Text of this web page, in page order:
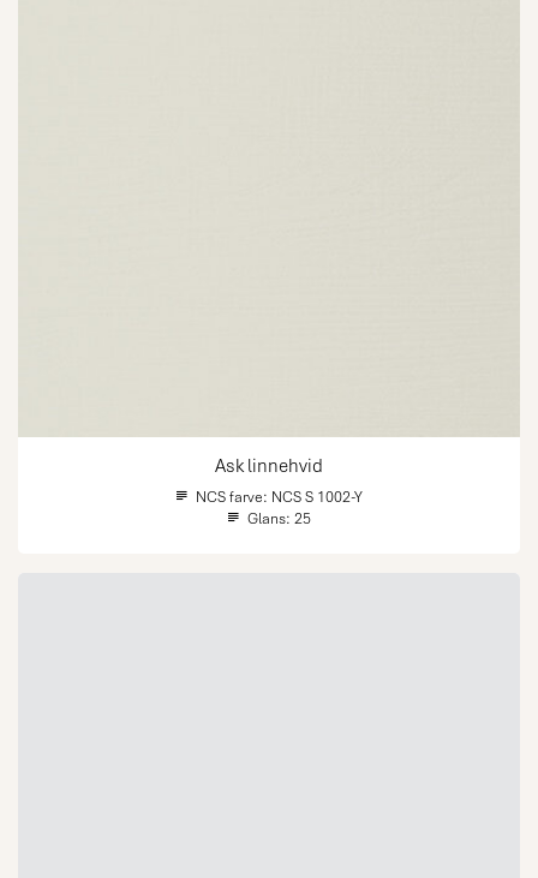
Ask linnehvid
NCS farve: NCS S 1002-Y
Glans:25